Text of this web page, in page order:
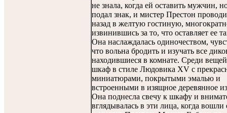
не знала, когда ей оставить мужчин,
подал знак, и мистер Престон
назад в желтую гостиную,
извинившись за то, что оставляет ее
Она наслаждалась одиночеством,
что вольна бродить и изучать все
находившиеся в комнате. Среди
шкаф в стиле Людовика XV с
миниатюрами, покрытыми эмалью и
встроенными в изящное деревянное
Она поднесла свечу к шкафу и
вглядывалась в эти лица, когда вошли